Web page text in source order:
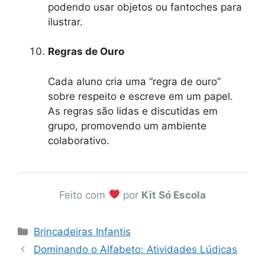
podendo usar objetos ou fantoches para
ilustrar.
Regras de Ouro
Cada aluno cria uma “regra de ouro”
sobre respeito e escreve em um papel.
As regras são lidas e discutidas em
grupo, promovendo um ambiente
colaborativo.
Feito com por Kit Só Escola
Categorias
Brincadeiras Infantis
Dominando o Alfabeto: Atividades Lúdicas